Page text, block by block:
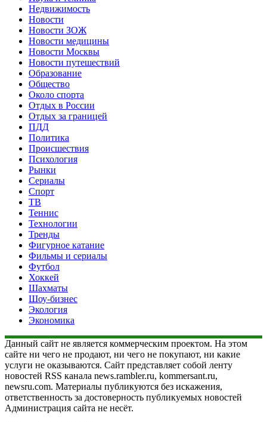
Недвижимость
Новости
Новости ЗОЖ
Новости медицины
Новости Москвы
Новости путешествий
Образование
Общество
Около спорта
Отдых в России
Отдых за границей
ПДД
Политика
Происшествия
Психология
Рынки
Сериалы
Спорт
ТВ
Теннис
Технологии
Тренды
Фигурное катание
Фильмы и сериалы
Футбол
Хоккей
Шахматы
Шоу-бизнес
Экология
Экономика
Данный сайт не является коммерческим проектом. На этом
сайте ни чего не продают, ни чего не покупают, ни какие
услуги не оказываются. Сайт представляет собой ленту
новостей RSS канала news.rambler.ru, kommersant.ru,
newsru.com. Материалы публикуются без искажения,
ответственность за достоверность публикуемых новостей
Администрация сайта не несёт.